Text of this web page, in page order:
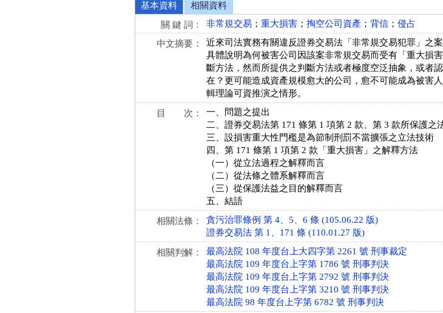
基本資料
相關資料
關 鍵 詞：
非常規交易 ； 重大損害 ； 掏空公司資產 ； 背信 ； 侵占
中文摘要：
近來司法實務有關違反證券交易法「非常規交易犯罪」之
具體說明為何被害公司因該案非常規交易而受有「重大損
斷方法，然而所提供之判斷方法或者極度空泛抽象，或者
在？更可能造成資產規模愈大的公司，愈不可能成為被害
輯理論可資推演之情形。
目 次：
一、問題之提出
二、證券交易法第 171 條第 1 項第 2 款、第 3 款所保護之
三、設損害重大性門檻是為節制刑罰不當擴張之立法技術
四、第 171 條第 1 項第 2 款「重大損害」之解釋方法
（一）從立法過程之解釋而言
（二）從法條之體系解釋而言
（三）從保護法益之目的解釋而言
五、結語
相關法條：
貪污治罪條例 第 4、5、6 條 (105.06.22 版)
證券交易法 第 1、171 條 (110.01.27 版)
相關判解：
最高法院 108 年度台上大四字第 2261 號 刑事裁定
最高法院 109 年度台上字第 1786 號 刑事判決
最高法院 109 年度台上字第 2792 號 刑事判決
最高法院 109 年度台上字第 3210 號 刑事判決
最高法院 98 年度台上字第 6782 號 刑事判決